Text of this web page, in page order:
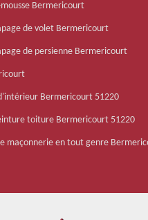
Bermericourt
de volet Bermericourt
de persienne Bermericourt
Bermericourt 51220
toiture Bermericourt 51220
maçonnerie en tout genre